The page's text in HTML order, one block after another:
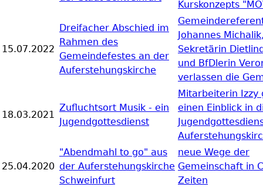
Kurskonzepts
15.07.2022
Dreifacher Abschied im
Rahmen des
Gemeindefestes an der
Auferstehungskirche
Johannes
Sekretärin
und BfDlerin
verlassen die
18.03.2021
Zufluchtsort Musik - ein
Jugendgottesdienst
Mitarbeiterin Izzy
einen Einblick in
25.04.2020
"Abendmahl to go" aus
der Auferstehungskirche
Schweinfurt
neue Wege der
Gemeinschaft in
Zeiten